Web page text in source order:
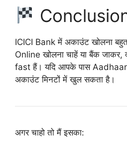
ICICI Bank में अकाउंट खोलना
Online खोलना चाहें या बैंक जाकर,
fast हैं। यदि आपके पास Aadhaar
अकाउंट मिनटों में खुल सकता है।
अगर चाहो तो मैं इसका: